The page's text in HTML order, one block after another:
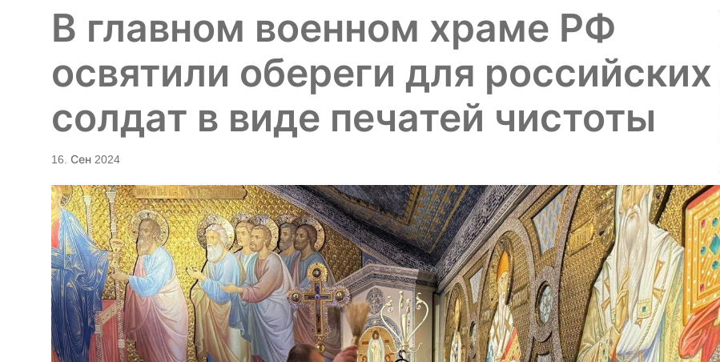
В главном военном храме РФ
освятили обереги для российских
солдат в виде печатей чистоты
16. Сен 2024